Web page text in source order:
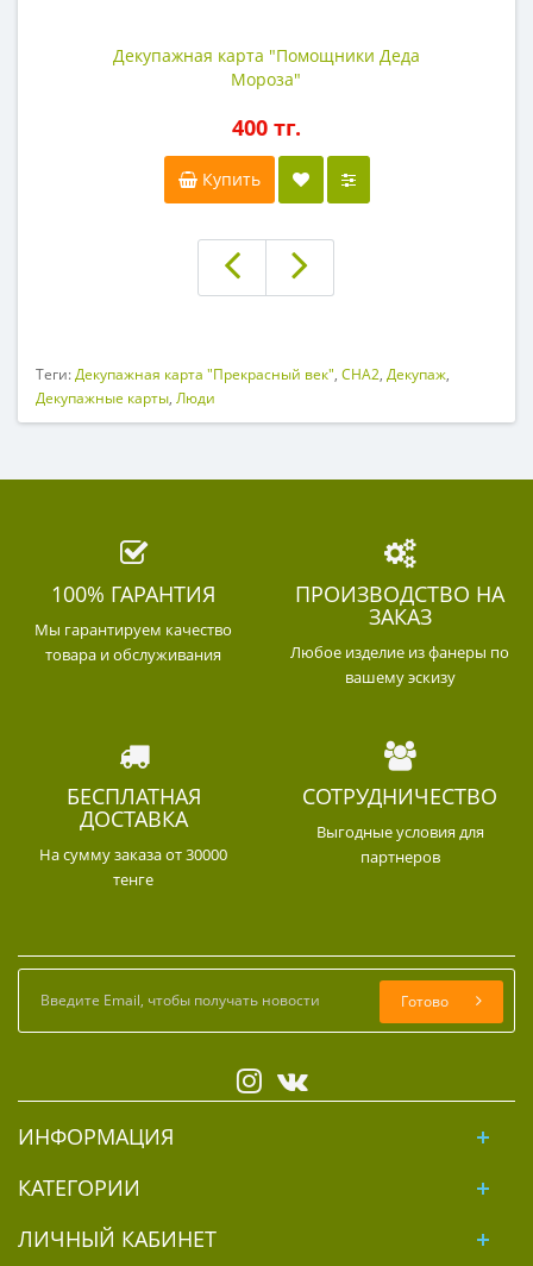
Декупажная карта "Помощники Деда
Мороза"
400 тг.
Купить
Теги:Декупажная карта "Прекрасный век", CHA2, Декупаж,
Декупажные карты, Люди
100% ГАРАНТИЯ
Мы гарантируем качество
товара и обслуживания
ПРОИЗВОДСТВО НА
ЗАКАЗ
Любое изделие из фанеры по
вашему эскизу
БЕСПЛАТНАЯ
ДОСТАВКА
На сумму заказа от 30000
тенге
СОТРУДНИЧЕСТВО
Выгодные условия для
партнеров
Готово
ИНФОРМАЦИЯ
КАТЕГОРИИ
ЛИЧНЫЙ КАБИНЕТ